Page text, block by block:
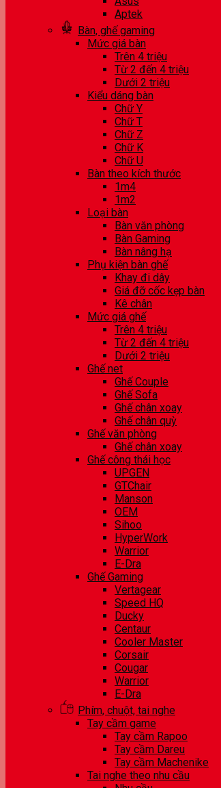
Aptek
Bàn, ghế gaming
Mức giá bàn
Trên 4 triệu
Từ 2 đến 4 triệu
Dưới 2 triệu
Kiểu dáng bàn
Chữ Y
Chữ T
Chữ Z
Chữ K
Chữ U
Bàn theo kích thước
1m4
1m2
Loại bàn
Bàn văn phòng
Bàn Gaming
Bàn nâng hạ
Phụ kiện bàn ghế
Khay đi dây
Giá đỡ cốc kẹp bàn
Kê chân
Mức giá ghế
Trên 4 triệu
Từ 2 đến 4 triệu
Dưới 2 triệu
Ghế net
Ghế Couple
Ghế Sofa
Ghế chân xoay
Ghế chân quỳ
Ghế văn phòng
Ghế chân xoay
Ghế công thái học
UPGEN
GTChair
Manson
OEM
Sihoo
HyperWork
Warrior
E-Dra
Ghế Gaming
Vertagear
Speed HQ
Ducky
Centaur
Cooler Master
Corsair
Cougar
Warrior
E-Dra
Phím, chuột, tai nghe
Tay cầm game
Tay cầm Rapoo
Tay cầm Dareu
Tay cầm Machenike
Tai nghe theo nhu cầu